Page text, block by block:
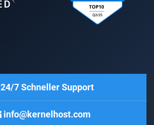
24/7 Schneller Support
info@kernelhost.com